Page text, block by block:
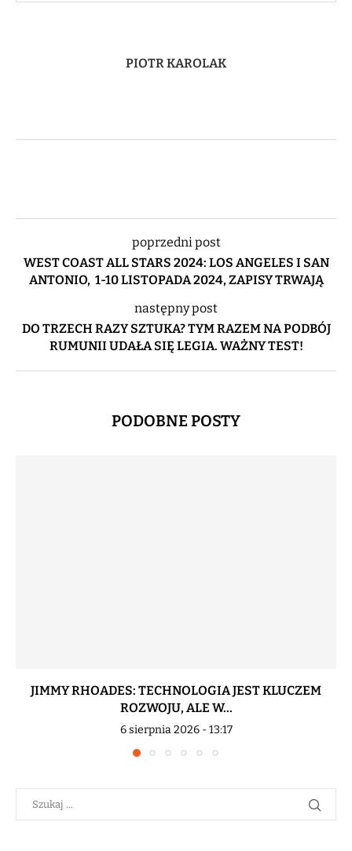
PIOTR KAROLAK
poprzedni post
WEST COAST ALL STARS 2024: LOS ANGELES I SAN
ANTONIO, 1-10 LISTOPADA 2024, ZAPISY TRWAJĄ
następny post
DO TRZECH RAZY SZTUKA? TYM RAZEM NA PODBÓJ
RUMUNII UDAŁA SIĘ LEGIA. WAŻNY TEST!
PODOBNE POSTY
JIMMY RHOADES: TECHNOLOGIA JEST KLUCZEM
ROZWOJU, ALE W...
6 sierpnia 2026 - 13:17